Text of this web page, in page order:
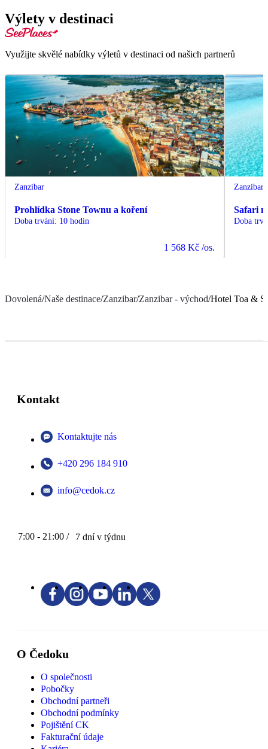
Výlety v destinaci
Využijte skvělé nabídky výletů v destinaci od našich partnerů
Zanzibar
Prohlídka Stone Townu a koření
Doba trvání: 10 hodin
1 568 Kč /os.
Zanzibar
Safari
Doba
Dovolená/Naše destinace/Zanzibar/Zanzibar - východ/Hotel Toa &
Kontakt
Kontaktujte nás
+420 296 184 910
info@cedok.cz
7:00 - 21:00 / 7 dní v týdnu
O Čedoku
O společnosti
Pobočky
Obchodní partneři
Obchodní podmínky
Pojištění CK
Fakturační údaje